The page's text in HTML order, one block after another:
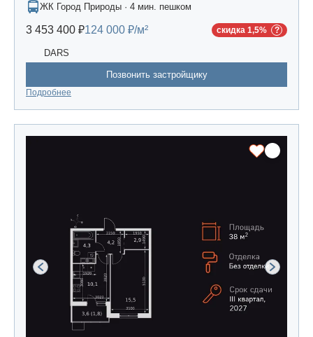
ЖК Город Природы · 4 мин. пешком
3 453 400 ₽124 000 ₽/м² скидка 1,5%
DARS
Позвонить застройщику
Подробнее